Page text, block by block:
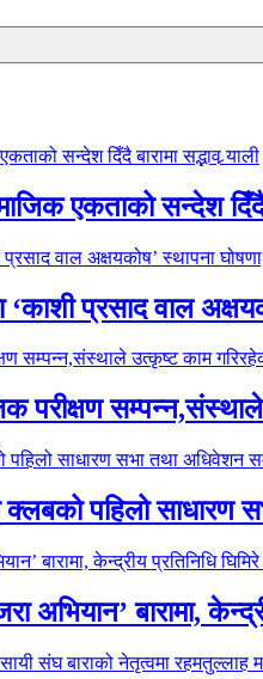
एकताको सन्देश दिँदै
प्रसाद वाल
परीक्षण
पहिलो साधारण
अभियान’ बारामा,